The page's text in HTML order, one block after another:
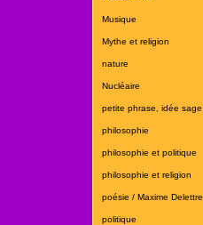
Musique
Mythe et religion
nature
Nucléaire
petite phrase, idée sage
philosophie
philosophie et politique
philosophie et religion
poésie / Maxime Delettre
politique